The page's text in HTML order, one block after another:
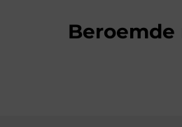
Beroemde